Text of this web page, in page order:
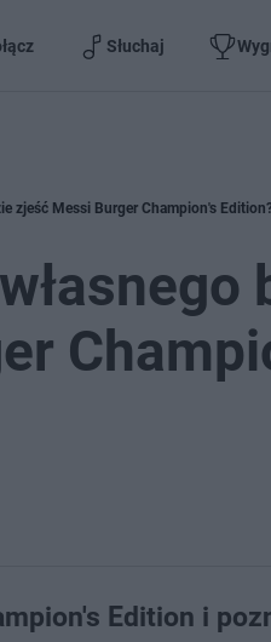
Słuchaj
zjeść Messi Burger Champion's
Edition i